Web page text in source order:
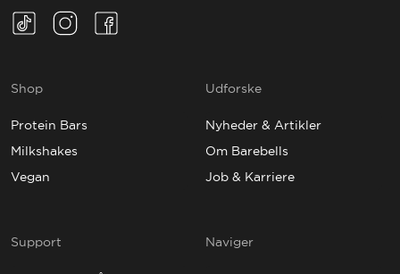
Shop
Protein Bars
Milkshakes
Vegan
Udforske
Nyheder & Artikler
Om Barebells
Job & Karriere
Support Naviger
TikTok(Opens in a new tab)
Instagram(Opens in a new tab)
Facebook(Opens in a new tab)